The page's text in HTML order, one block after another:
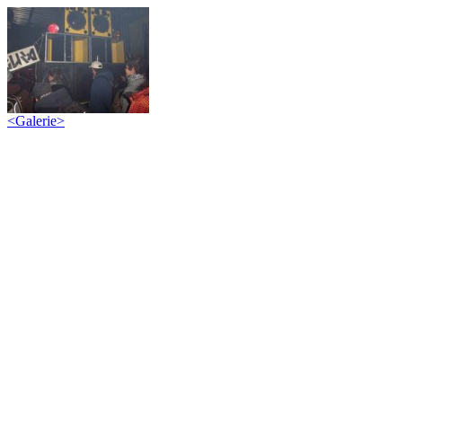
<Galerie>